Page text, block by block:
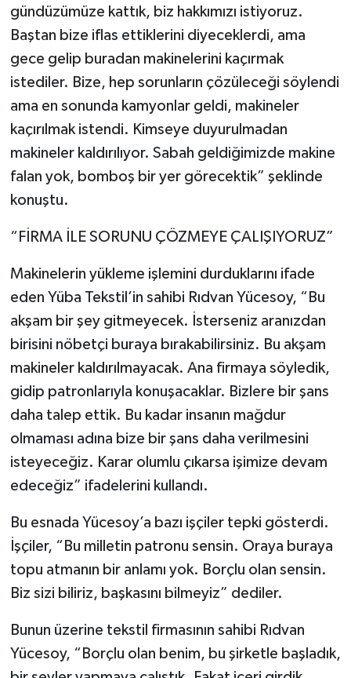
gündüzümüze kattık, biz hakkımızı istiyoruz.
Baştan bize iflas ettiklerini diyeceklerdi, ama
gece gelip buradan makinelerini kaçırmak
istediler. Bize, hep sorunların çözüleceği söylendi
ama en sonunda kamyonlar geldi, makineler
kaçırılmak istendi. Kimseye duyurulmadan
makineler kaldırılıyor. Sabah geldiğimizde makine
falan yok, bomboş bir yer görecektik” şeklinde
konuştu.
“FİRMA İLE SORUNU ÇÖZMEYE ÇALIŞIYORUZ”
Makinelerin yükleme işlemini durduklarını ifade
eden Yüba Tekstil’in sahibi Rıdvan Yücesoy, “Bu
akşam bir şey gitmeyecek. İsterseniz aranızdan
birisini nöbetçi buraya bırakabilirsiniz. Bu akşam
makineler kaldırılmayacak. Ana firmaya söyledik,
gidip patronlarıyla konuşacaklar. Bizlere bir şans
daha talep ettik. Bu kadar insanın mağdur
olmaması adına bize bir şans daha verilmesini
isteyeceğiz. Karar olumlu çıkarsa işimize devam
edeceğiz” ifadelerini kullandı.
Bu esnada Yücesoy’a bazı işçiler tepki gösterdi.
İşçiler, “Bu milletin patronu sensin. Oraya buraya
topu atmanın bir anlamı yok. Borçlu olan sensin.
Biz sizi biliriz, başkasını bilmeyiz” dediler.
Bunun üzerine tekstil firmasının sahibi Rıdvan
Yücesoy, “Borçlu olan benim, bu şirketle başladık,